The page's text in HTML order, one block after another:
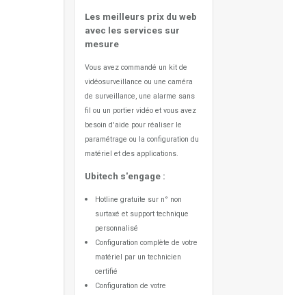
Les meilleurs prix du web
avec les services sur
mesure
Vous avez commandé un kit de
vidéosurveillance ou une caméra
de surveillance, une alarme sans
fil ou un portier vidéo et vous avez
besoin d'aide pour réaliser le
paramétrage ou la configuration du
matériel et des applications.
Ubitech s'engage :
Hotline gratuite sur n° non
surtaxé et support technique
personnalisé
Configuration complète de votre
matériel par un technicien
certifié
Configuration de votre